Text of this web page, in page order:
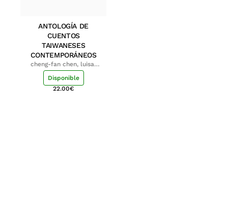
ANTOLOGÍA DE
CUENTOS
TAIWANESES
CONTEMPORÁNEOS
cheng-fan chen, luisa;
shu-ying chang, luisa
Disponible
22.00€